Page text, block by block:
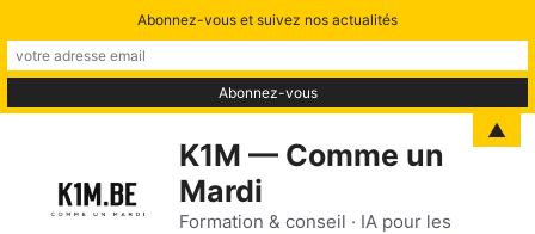
contenu
K1M — Comme un
Mardi
Formation & conseil · IA pour les
Abonnez-vous et suivez nos actualités
▲